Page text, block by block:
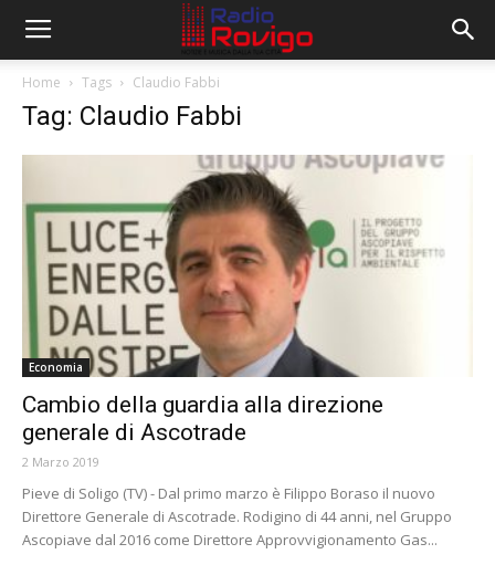
Home Tags Claudio Fabbi
Tag: Claudio Fabbi
Economia
Cambio della guardia alla direzione
generale di Ascotrade
2 Marzo 2019
Pieve di Soligo (TV) - Dal primo marzo è Filippo Boraso il nuovo
Direttore Generale di Ascotrade. Rodigino di 44 anni, nel Gruppo
Ascopiave dal 2016 come Direttore Approvvigionamento Gas...